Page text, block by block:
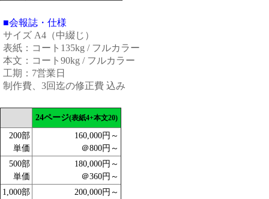
■会報誌・仕様
サイズ A4（中綴じ）
表紙：コート135kg / フルカラー
本文：コート90kg / フルカラー
工期：7営業日
制作費、3回迄の修正費 込み
24ページ(表紙4+本文20)
200部
単価
160,000円～
＠800円～
500部
単価
180,000円～
＠360円～
1,000部
200,000円～